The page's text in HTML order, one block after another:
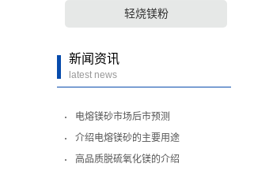
轻烧镁粉
新闻资讯
latest news
电熔镁砂市场后市预测
介绍电熔镁砂的主要用途
高品质脱硫氧化镁的介绍